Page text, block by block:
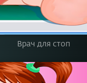
Врач для стоп